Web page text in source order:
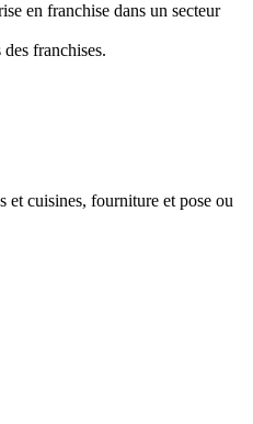
en franchise dans un secteur
franchises.
et cuisines, fourniture et pose ou